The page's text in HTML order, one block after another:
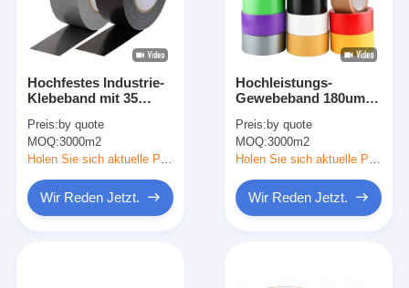
Polyimide-Film-Klebstreifen
Aluminiumfolie-Klebstreifen
Aluminiumfolie-Glasgewebe-Band
Folienbeschichtetes Kraftpapier
Aluminiumfolie-Fiberglas-Stoff
Hochfestes Industrie-
Klebeband mit 35
Bündelung
Preis:by quote
MOQ:3000m2
Holen Sie sich aktuelle Preis
Wir Reden Jetzt.
Hochleistungs-
Gewebeband 180um
Preis:by quote
MOQ:3000m2
Holen Sie sich aktuelle Preis
Wir Reden Jetzt.